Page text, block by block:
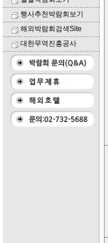
행사추천박람회보기
해외박람회검색Site
대한무역진흥공사